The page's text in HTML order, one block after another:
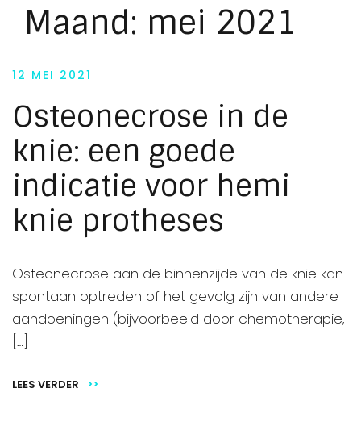
Maand: mei 2021
12 MEI 2021
Osteonecrose in de
knie: een goede
indicatie voor hemi
knie protheses
Osteonecrose aan de binnenzijde van de knie kan
spontaan optreden of het gevolg zijn van andere
aandoeningen (bijvoorbeeld door chemotherapie,
[…]
LEES VERDER >>